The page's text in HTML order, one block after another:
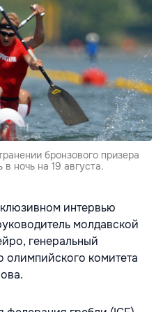
бронзового призера
ночь на 19 августа.
интервью
молдавской
генеральный
олимпийского комитета